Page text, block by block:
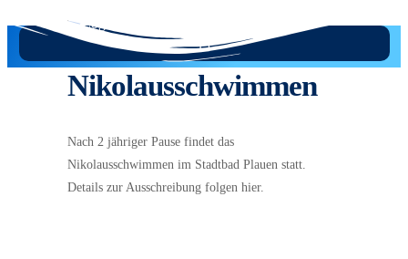
Inhalt
Nikolausschwimmen
Nach 2 jähriger Pause findet das
Nikolausschwimmen im Stadtbad Plauen statt.
Details zur Ausschreibung folgen hier.